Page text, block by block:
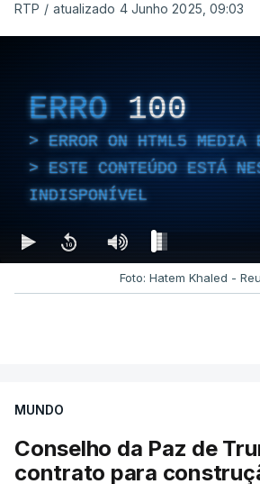
RTP / atualizado 4 Junho 2025, 09:03
ERRO 100
ERROR ON HTML5 MEDIA
ESTE CONTEÚDO ESTÁ
INDISPONÍVEL
Foto: Hatem Khaled -
MUNDO
Conselho da Paz de
contrato para